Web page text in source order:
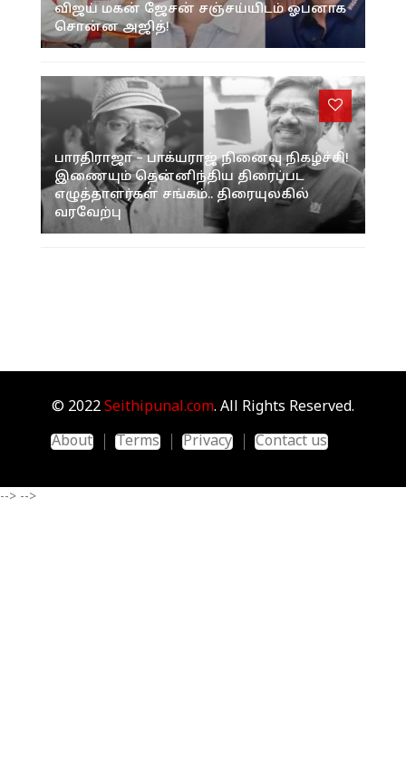
விஜய் மகன் ஜேசன் சஞ்சய்யிடம் ஓபனாக
சொன்ன அஜித்!
பாரதிராஜா – பாக்யராஜ் நினைவு நிகழ்ச்சி!
இணையும் தென்னிந்திய திரைப்பட
எழுத்தாளர்கள் சங்கம்.. திரையுலகில்
வரவேற்பு
© 2022 Seithipunal.com. All Rights Reserved.
About
Terms Privacy Contact us
--> -->